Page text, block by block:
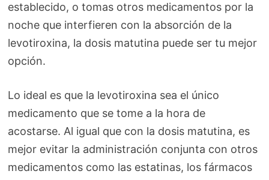
establecido, o tomas otros medicamentos por la
noche que interfieren con la absorción de la
levotiroxina, la dosis matutina puede ser tu mejor
opción.
Lo ideal es que la levotiroxina sea el único
medicamento que se tome a la hora de
acostarse. Al igual que con la dosis matutina, es
mejor evitar la administración conjunta con otros
medicamentos como las estatinas, los fármacos